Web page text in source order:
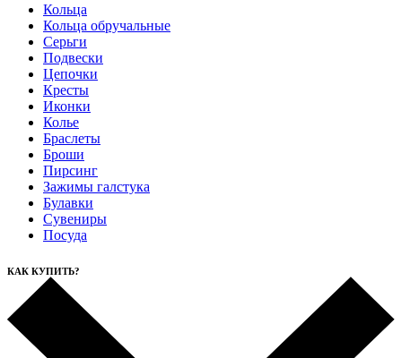
Кольца
Кольца обручальные
Серьги
Подвески
Цепочки
Кресты
Иконки
Колье
Браслеты
Броши
Пирсинг
Зажимы галстука
Булавки
Сувениры
Посуда
КАК КУПИТЬ?